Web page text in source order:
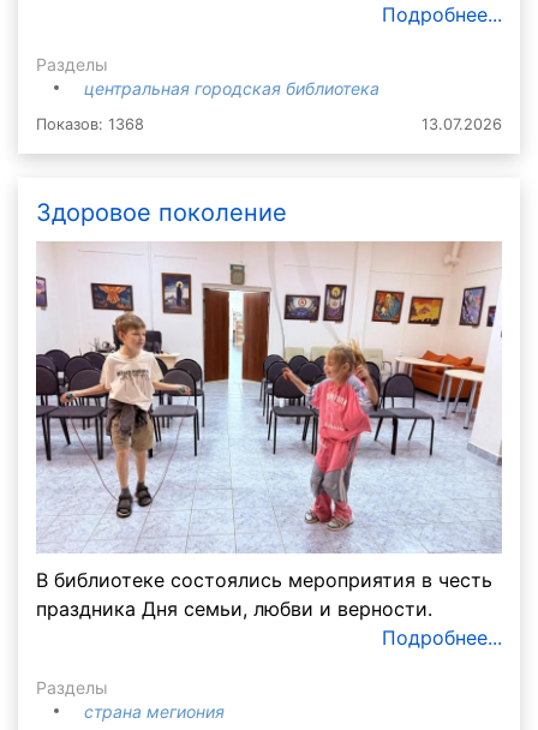
Подробнее...
Разделы
центральная городская библиотека
Показов: 1368 13.07.2026
Здоровое поколение
В библиотеке состоялись мероприятия в честь
праздника Дня семьи, любви и верности.
Подробнее...
Разделы
страна мегиония